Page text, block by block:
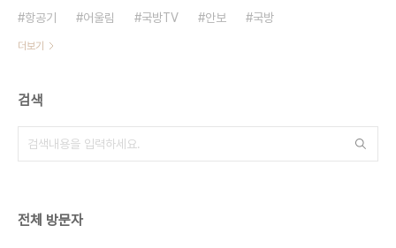
항공기
어울림 국방TV 안보 국방
더보기
검색
전체 방문자